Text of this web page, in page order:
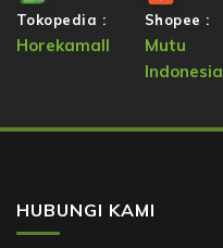
Tokopedia :
Horekamall
Shopee :
Mutu
Indonesia
HUBUNGI KAMI